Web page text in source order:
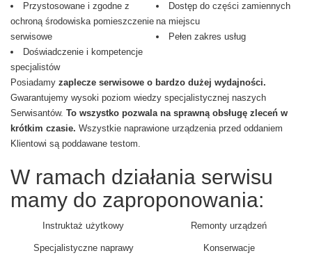
Dostęp do części zamiennych
na miejscu
Pełen zakres usług
Przystosowane i zgodne z
ochroną środowiska pomieszczenie
serwisowe
Doświadczenie i kompetencje
specjalistów
Posiadamy zaplecze serwisowe o bardzo dużej wydajności.
Gwarantujemy wysoki poziom wiedzy specjalistycznej naszych
Serwisantów. To wszystko pozwala na sprawną obsługę zleceń w
krótkim czasie. Wszystkie naprawione urządzenia przed oddaniem
Klientowi są poddawane testom.
W ramach działania serwisu
mamy do zaproponowania:
Remonty urządzeń
Konserwacje
Instruktaż użytkowy
Specjalistyczne naprawy